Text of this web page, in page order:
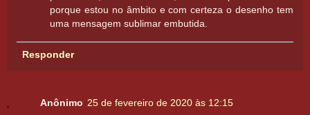
porque estou no âmbito e com certeza o desenho tem
uma mensagem sublimar embutida.
Responder
Anônimo 25 de fevereiro de 2020 às 12:15